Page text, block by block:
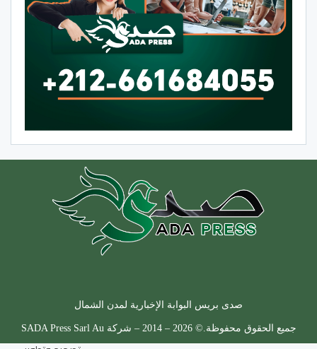
صدى بريس البوابة الإخبارية لمدن الشمال
جميع الحقوق محفوظة.© 2026 – 2014 – شركة SADA Press Sarl Au